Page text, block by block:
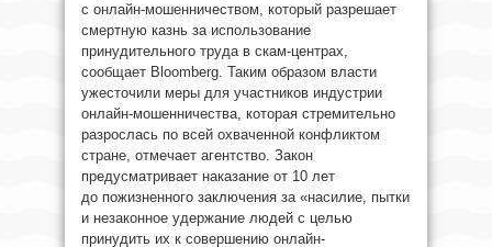
с онлайн-мошенничеством, который разрешает
смертную казнь за использование
принудительного труда в скам-центрах,
сообщает Bloomberg. Таким образом власти
ужесточили меры для участников индустрии
онлайн-мошенничества, которая стремительно
разрослась по всей охваченной конфликтом
стране, отмечает агентство. Закон
предусматривает наказание от 10 лет
до пожизненного заключения за «насилие, пытки
и незаконное удержание людей с целью
принудить их к совершению онлайн-